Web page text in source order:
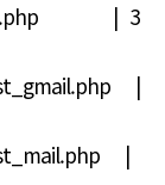
| 3
|
|